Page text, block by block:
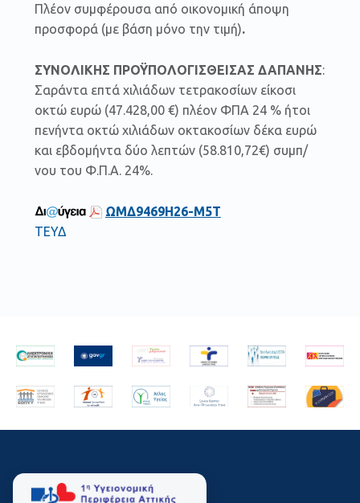
Πλέον συμφέρουσα από οικονομική άποψη
προσφορά (με βάση μόνο την τιμή).
ΣΥΝΟΛΙΚΗΣ ΠΡΟΫΠΟΛΟΓΙΣΘΕΙΣΑΣ ΔΑΠΑΝΗΣ:
Σαράντα επτά χιλιάδων τετρακοσίων είκοσι
οκτώ ευρώ (47.428,00 €) πλέον ΦΠΑ 24 % ήτοι
πενήντα οκτώ χιλιάδων οκτακοσίων δέκα ευρώ
και εβδομήντα δύο λεπτών (58.810,72€) συμπ/
νου του Φ.Π.Α. 24%.
ΩΜΔ9469Η26-Μ5Τ
ΤΕΥΔ